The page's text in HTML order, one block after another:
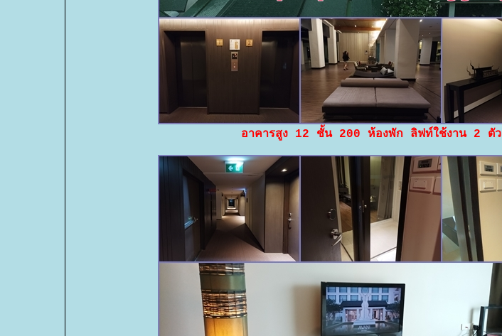
อาคารสูง 12 ชั้น 200 ห้องพัก ลิฟท์ใช้งาน 2 ตัว